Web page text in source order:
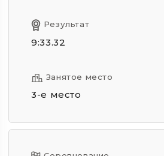
Результат
9:33.32
Занятое место
3-е место